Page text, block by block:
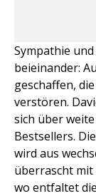
Sympathie
beieinander:
geschaffen,
verstören.
sich über
Bestsellers.
wird aus
überrascht
wo entfaltet